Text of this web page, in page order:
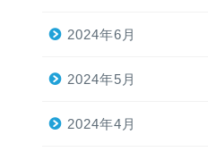
2024年6月
2024年5月
2024年4月